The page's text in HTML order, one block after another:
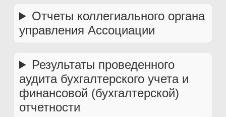
Отчеты коллегиального органа
управления Ассоциации
Результаты проведенного
аудита бухгалтерского учета и
финансовой (бухгалтерской)
отчетности